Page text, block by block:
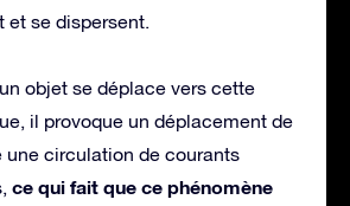
et se dispersent.
objet se déplace vers cette
il provoque un déplacement de
une circulation de courants
ce qui fait que ce phénomène